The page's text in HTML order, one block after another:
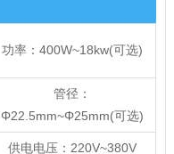
功率：400W~18kw(可选)
管径：
Φ22.5mm~Φ25mm(可选)
供电电压：220V~380V